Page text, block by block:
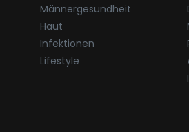
Männergesundheit
Haut
Infektionen
Lifestyle